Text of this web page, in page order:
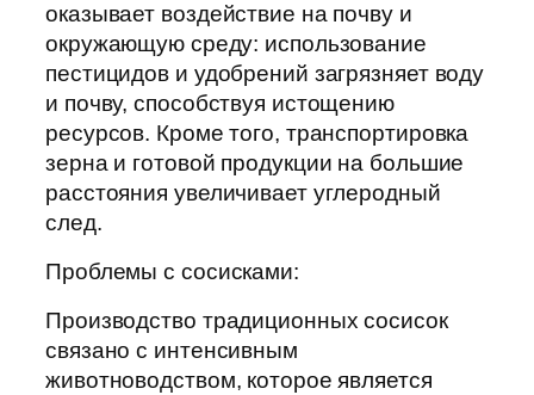
оказывает воздействие на почву и
окружающую среду: использование
пестицидов и удобрений загрязняет воду
и почву, способствуя истощению
ресурсов. Кроме того, транспортировка
зерна и готовой продукции на большие
расстояния увеличивает углеродный
след.
Проблемы с сосисками:
Производство традиционных сосисок
связано с интенсивным
животноводством, которое является